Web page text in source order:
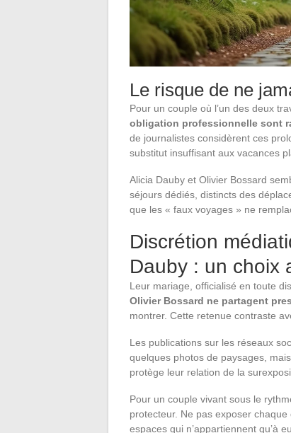
Le risque de ne
Pour un couple où l’un des deux
obligation professionnelle sont
de journalistes considèrent ces
substitut insuffisant aux vacances
Alicia Dauby et Olivier Bossard
séjours dédiés, distincts des
que les « faux voyages » ne
Discrétion
Dauby : un choix
Leur mariage, officialisé en toute
Olivier Bossard ne partagent
montrer. Cette retenue contraste
Les publications sur les réseaux
quelques photos de paysages,
protège leur relation de la
Pour un couple vivant sous le
protecteur. Ne pas exposer
espaces qui n’appartiennent qu’à